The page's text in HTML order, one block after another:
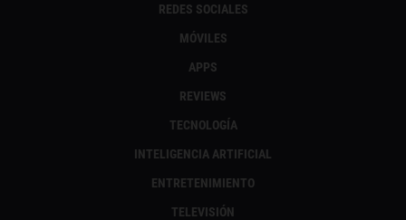
REDES SOCIALES
MÓVILES
APPS
REVIEWS
TECNOLOGÍA
INTELIGENCIA ARTIFICIAL
ENTRETENIMIENTO
TELEVISIÓN